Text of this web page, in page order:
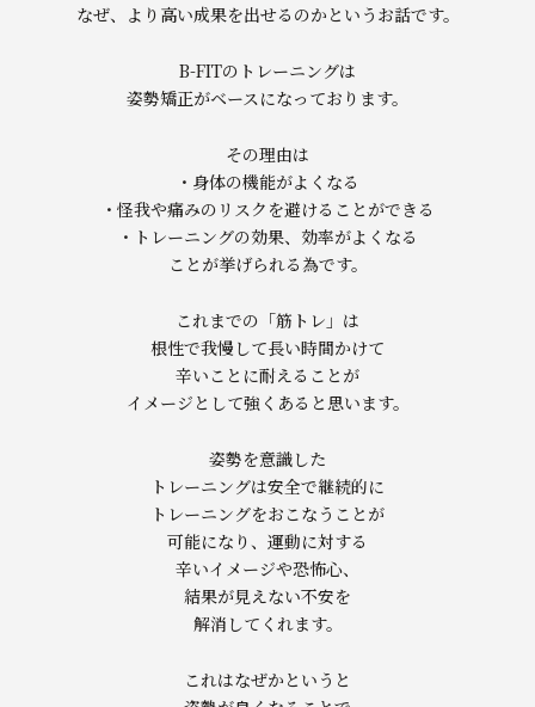
なぜ、より高い成果を出せるのかというお話です。
B-FITのトレーニングは
姿勢矯正がベースになっております。
その理由は
・身体の機能がよくなる
・怪我や痛みのリスクを避けることができる
・トレーニングの効果、効率がよくなる
ことが挙げられる為です。
これまでの「筋トレ」は
根性で我慢して長い時間かけて
辛いことに耐えることが
イメージとして強くあると思います。
姿勢を意識した
トレーニングは安全で継続的に
トレーニングをおこなうことが
可能になり、運動に対する
辛いイメージや恐怖心、
結果が見えない不安を
解消してくれます。
これはなぜかというと